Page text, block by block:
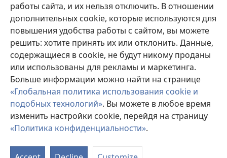
работы сайта, и их нельзя отключить. В отношении
дополнительных cookie, которые используются для
повышения удобства работы с сайтом, вы можете
решить: хотите принять их или отклонить. Данные,
содержащиеся в cookie, не будут никому проданы
или использованы для рекламы и маркетинга.
Больше информации можно найти на странице
«Глобальная политика использования cookie и
подобных технологий». Вы можете в любое время
изменить настройки cookie, перейдя на страницу
«Политика конфиденциальности».
Өргүлдер
(opens
new
window)Таңныыл суургазының ОНЛАЙН-БИБЛИОТЕКАЗЫ
(opens
new
window)JW Hub ®
(opens
new
window)
Copyright© 2026 Watch Tower Bible and Tract Society of Pennsylvania.
АЖЫГЛААР ДҮРҮМНЕР|ИНФОРМАЦИЯ КАМГАЛААРЫНЫӉ
ХУУ ИНФОРМАЦИЯНЫ ЧАЖЫРАРЫН ӨЙЛЭЭРИ